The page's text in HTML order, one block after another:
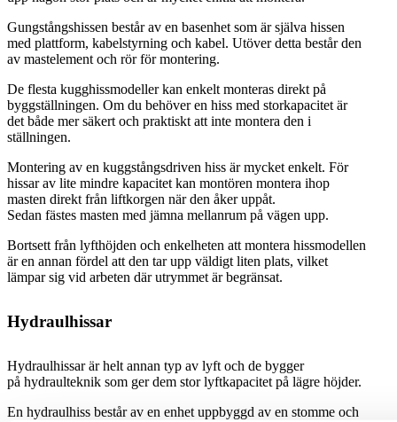
Gungstångshissen består av en basenhet som är själva hissen
med plattform, kabelstyrning och kabel. Utöver detta består den
av mastelement och rör för montering.
De flesta kugghissmodeller kan enkelt monteras direkt på
byggställningen. Om du behöver en hiss med storkapacitet är
det både mer säkert och praktiskt att inte montera den i
ställningen.
Montering av en kuggstångsdriven hiss är mycket enkelt. För
hissar av lite mindre kapacitet kan montören montera ihop
masten direkt från liftkorgen när den åker uppåt.
Sedan fästes masten med jämna mellanrum på vägen upp.
Bortsett från lyfthöjden och enkelheten att montera hissmodellen
är en annan fördel att den tar upp väldigt liten plats, vilket
lämpar sig vid arbeten där utrymmet är begränsat.
Hydraulhissar
Hydraulhissar är helt annan typ av lyft och de bygger
på hydraulteknik som ger dem stor lyftkapacitet på lägre höjder.
En hydraulhiss består av en enhet uppbyggd av en stomme och